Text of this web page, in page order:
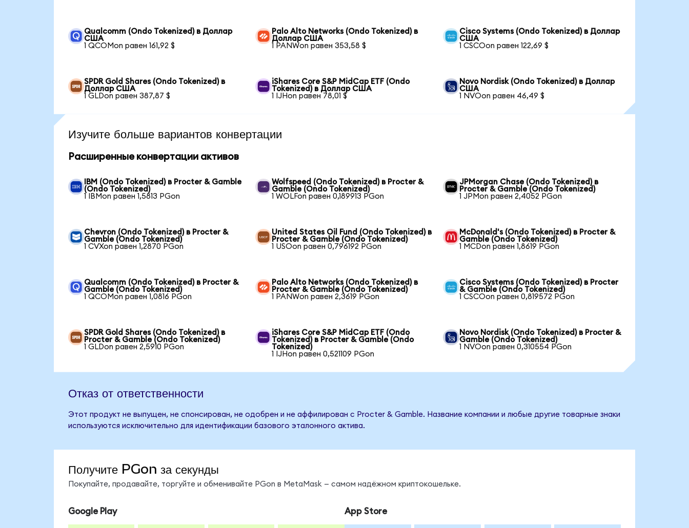
Qualcomm (Ondo Tokenized) в Доллар
США
1 QCOMon равен 161,92 $
Palo Alto Networks (Ondo Tokenized) в
Доллар США
1 PANWon равен 353,58 $
Cisco Systems (Ondo Tokenized) в Доллар
США
1 CSCOon равен 122,69 $
SPDR Gold Shares (Ondo Tokenized) в
Доллар США
1 GLDon равен 387,87 $
iShares Core S&P MidCap ETF (Ondo
Tokenized) в Доллар США
1 IJHon равен 78,01 $
Novo Nordisk (Ondo Tokenized) в Доллар
США
1 NVOon равен 46,49 $
Изучите больше вариантов конвертации
Расширенные конвертации активов
IBM (Ondo Tokenized) в Procter & Gamble
(Ondo Tokenized)
1 IBMon равен 1,5813 PGon
Wolfspeed (Ondo Tokenized) в Procter &
Gamble (Ondo Tokenized)
1 WOLFon равен 0,189913 PGon
JPMorgan Chase (Ondo Tokenized) в
Procter & Gamble (Ondo Tokenized)
1 JPMon равен 2,4052 PGon
Chevron (Ondo Tokenized) в Procter &
Gamble (Ondo Tokenized)
1 CVXon равен 1,2870 PGon
United States Oil Fund (Ondo Tokenized) в
Procter & Gamble (Ondo Tokenized)
1 USOon равен 0,796192 PGon
McDonald's (Ondo Tokenized) в Procter &
Gamble (Ondo Tokenized)
1 MCDon равен 1,8619 PGon
Qualcomm (Ondo Tokenized) в Procter &
Gamble (Ondo Tokenized)
1 QCOMon равен 1,0816 PGon
Palo Alto Networks (Ondo Tokenized) в
Procter & Gamble (Ondo Tokenized)
1 PANWon равен 2,3619 PGon
Cisco Systems (Ondo Tokenized) в Procter
& Gamble (Ondo Tokenized)
1 CSCOon равен 0,819572 PGon
SPDR Gold Shares (Ondo Tokenized) в
Procter & Gamble (Ondo Tokenized)
1 GLDon равен 2,5910 PGon
iShares Core S&P MidCap ETF (Ondo
Tokenized) в Procter & Gamble (Ondo
Tokenized)
1 IJHon равен 0,521109 PGon
Novo Nordisk (Ondo Tokenized) в Procter &
Gamble (Ondo Tokenized)
1 NVOon равен 0,310554 PGon
Отказ от ответственности
Этот продукт не выпущен, не спонсирован, не одобрен и не аффилирован с Procter & Gamble. Название компании и любые другие товарные знаки
используются исключительно для идентификации базового эталонного актива.
Получите PGon за секунды
Покупайте, продавайте, торгуйте и обменивайте PGon в MetaMask — самом надёжном криптокошельке.
Google Play App Store